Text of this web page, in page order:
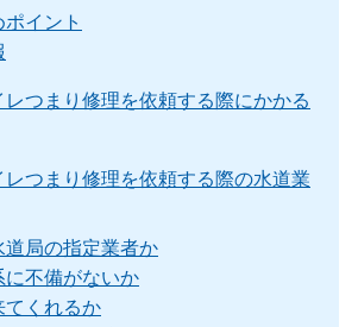
イント
つまり修理を依頼する際にかかる
つまり修理を依頼する際の水道業
局の指定業者か
不備がないか
くれるか